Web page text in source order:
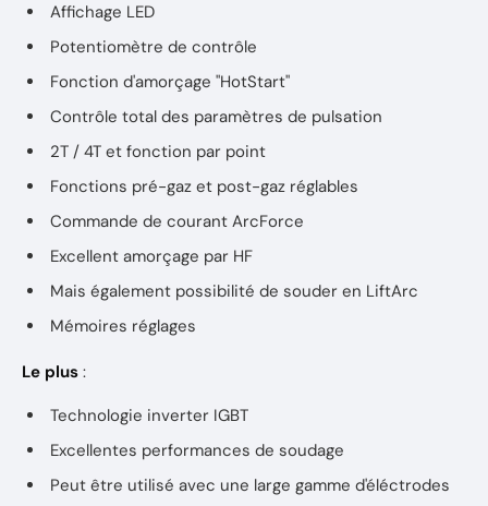
Affichage LED
Potentiomètre de contrôle
Fonction d'amorçage "HotStart"
Contrôle total des paramètres de pulsation
2T / 4T et fonction par point
Fonctions pré-gaz et post-gaz réglables
Commande de courant ArcForce
Excellent amorçage par HF
Mais également possibilité de souder en LiftArc
Mémoires réglages
Le plus :
Technologie inverter IGBT
Excellentes performances de soudage
Peut être utilisé avec une large gamme d'éléctrodes